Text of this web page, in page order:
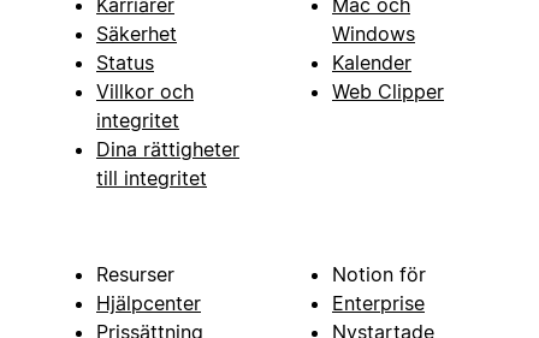
Säkerhet
Status
Villkor och
integritet
Dina rättigheter
till integritet
Windows
Kalender
Web Clipper
Resurser
Hjälpcenter
Prissättning
Notion för
Enterprise
Nystartade